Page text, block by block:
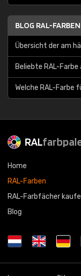
BLOG RAL-FARBEN
Übersicht der am
Beliebte RAL-
Welche RAL-Farbe
RAL
Home
RAL-Farben
RAL-Farbfächer
Blog